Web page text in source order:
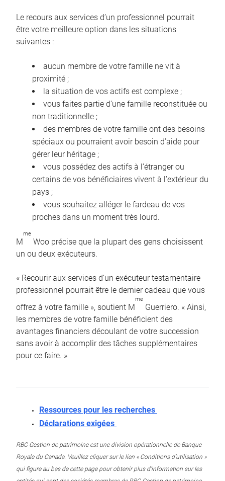
Le recours aux services d’un professionnel pourrait
être votre meilleure option dans les situations
suivantes :
aucun membre de votre famille ne vit à
proximité ;
la situation de vos actifs est complexe ;
vous faites partie d’une famille reconstituée ou
non traditionnelle ;
des membres de votre famille ont des besoins
spéciaux ou pourraient avoir besoin d’aide pour
gérer leur héritage ;
vous possédez des actifs à l’étranger ou
certains de vos bénéficiaires vivent à l’extérieur du
pays ;
vous souhaitez alléger le fardeau de vos
proches dans un moment très lourd.
M
me
Woo précise que la plupart des gens choisissent
un ou deux exécuteurs.
« Recourir aux services d’un exécuteur testamentaire
professionnel pourrait être le dernier cadeau que vous
offrez à votre famille », soutient M
me
Guerriero. « Ainsi,
les membres de votre famille bénéficient des
avantages financiers découlant de votre succession
sans avoir à accomplir des tâches supplémentaires
pour ce faire. »
Ressources pour les recherches
Déclarations exigées
RBC Gestion de patrimoine est une division opérationnelle de Banque
Royale du Canada. Veuillez cliquer sur le lien « Conditions d’utilisation »
qui figure au bas de cette page pour obtenir plus d’information sur les